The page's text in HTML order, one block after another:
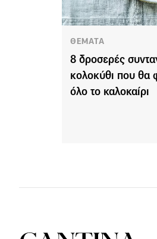
ΘΕΜΑΤΑ
8 δροσερές
κολοκύθι που θα
όλο το καλοκαίρι